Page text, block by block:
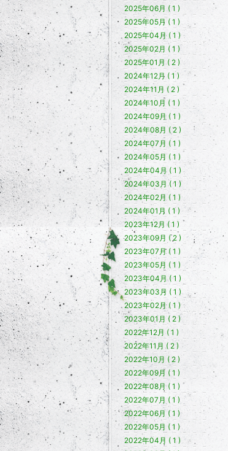
2025年06月 ( 1 )
2025年05月 ( 1 )
2025年04月 ( 1 )
2025年02月 ( 1 )
2025年01月 ( 2 )
2024年12月 ( 1 )
2024年11月 ( 2 )
2024年10月 ( 1 )
2024年09月 ( 1 )
2024年08月 ( 2 )
2024年07月 ( 1 )
2024年05月 ( 1 )
2024年04月 ( 1 )
2024年03月 ( 1 )
2024年02月 ( 1 )
2024年01月 ( 1 )
2023年12月 ( 1 )
2023年09月 ( 2 )
2023年07月 ( 1 )
2023年05月 ( 1 )
2023年04月 ( 1 )
2023年03月 ( 1 )
2023年02月 ( 1 )
2023年01月 ( 2 )
2022年12月 ( 1 )
2022年11月 ( 2 )
2022年10月 ( 2 )
2022年09月 ( 1 )
2022年08月 ( 1 )
2022年07月 ( 1 )
2022年06月 ( 1 )
2022年05月 ( 1 )
2022年04月 ( 1 )